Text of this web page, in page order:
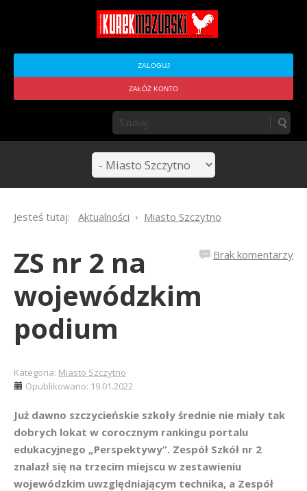
ZALOGUJ
ZAŁÓŻ KONTO
Jesteś tutaj: Aktualności Miasto Szczytno
Brak komentarzy
ZS nr 2 na
wojewódzkim
podium
Kategoria: Miasto Szczytno
Opublikowano: 19.01.2022
Już dawno szczycieńskie szkoły średnie nie miały tak
dobrych lokat w corocznym rankingu portalu
edukacyjnego „Perspektywy”. Zespół Szkół nr 2
znalazł się na trzecim miejscu w zestawieniu
wojewódzkim uwzględniającym technika, a Zespół